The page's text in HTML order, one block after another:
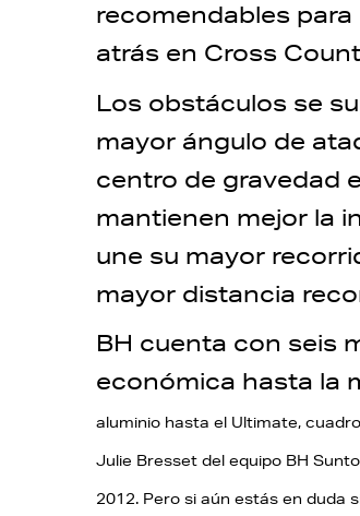
recomendables
atrás en Cross
Los obstáculos se
mayor ángulo de
centro de gravedad
mantienen mejor la
une su mayor
mayor distancia
BH cuenta con seis
económica hasta la
aluminio hasta el Ultimate,
Julie Bresset del equipo BH
2012. Pero si aún estás en duda